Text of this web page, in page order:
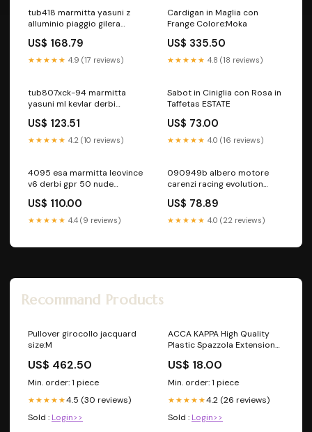
tub418 marmitta yasuni z
alluminio piaggio gilera
VOLANO
US$ 168.79
★★★★★ 4.9 (17 reviews)
Cardigan in Maglia con
Frange Colore:Moka
US$ 335.50
★★★★★ 4.8 (18 reviews)
tub807xck-94 marmitta
yasuni ml kevlar derbi
omologata
RAFFREDDAMENTO
US$ 123.51
★★★★★ 4.2 (10 reviews)
Sabot in Ciniglia con Rosa in
Taffetas ESTATE
US$ 73.00
★★★★★ 4.0 (16 reviews)
4095 esa marmitta leovince
v6 derbi gpr 50 nude
US$ 110.00
★★★★★ 4.4 (9 reviews)
090949b albero motore
carenzi racing evolution
ALBERI MOTORE
US$ 78.89
★★★★★ 4.0 (22 reviews)
Recommand Products
Pullover girocollo jacquard
size:M
US$ 462.50
Min. order: 1 piece
★★★★★4.5 (30 reviews)
Sold : Login>>
ACCA KAPPA High Quality
Plastic Spazzola Extension
color:Default
US$ 18.00
Min. order: 1 piece
★★★★★4.2 (26 reviews)
Sold : Login>>